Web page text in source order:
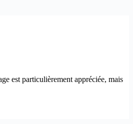
est particulièrement appréciée, mais